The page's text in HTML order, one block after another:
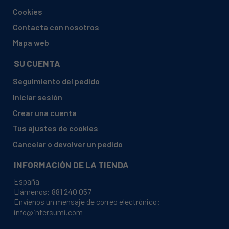
AEG, 94032103003 EP3013021D
AEG, 94032103006 EP3013021D
AEG, 94032103105 EP3013021M
AEG, 94032103106 EP3013021M
AEG, 94032103107 EP3013021M
AEG, 94032103201 EP3013021W
Cookies
Contacta con nosotros
Mapa web
SU CUENTA
Seguimiento del pedido
Iniciar sesión
Crear una cuenta
Tus ajustes de cookies
Cancelar o devolver un pedido
INFORMACIÓN DE LA TIENDA
España
Llámenos: 881 240 057
Envíenos un mensaje de correo electrónico:
info@intersumi.com